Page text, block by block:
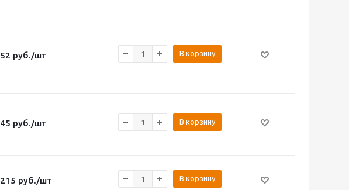
52 руб./шт В корзину
45 руб./шт В корзину
215 руб./шт В корзину